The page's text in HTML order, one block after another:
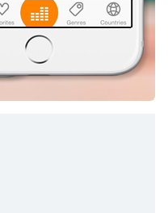
91.5 Win Radio Manila
rock pop folk country
Barangay LS
comedy